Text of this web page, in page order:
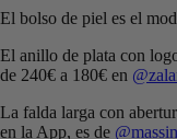
El bolso de piel es el
El anillo de plata con
de 240€ a 180€ en
La falda larga con
en la App, es de